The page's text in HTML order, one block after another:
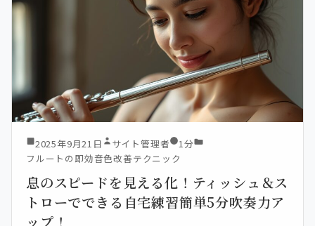
2025年9月21日 サイト管理者
1分
フルートの即効音色改善テクニック
息のスピードを見える化！ティッシュ＆ス
トローでできる自宅練習簡単5分吹奏力ア
ップ！